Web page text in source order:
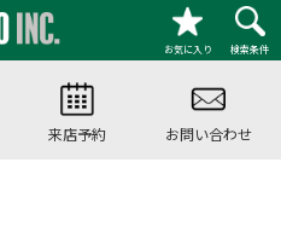
お気に入り 検索条件
来店予約 お問い合わせ